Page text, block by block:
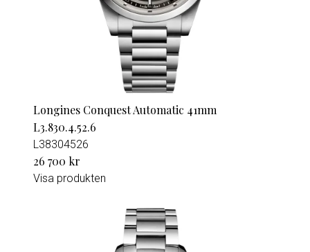
Longines Conquest Automatic 41mm
L3.830.4.52.6
L38304526
26 700 kr
Visa produkten